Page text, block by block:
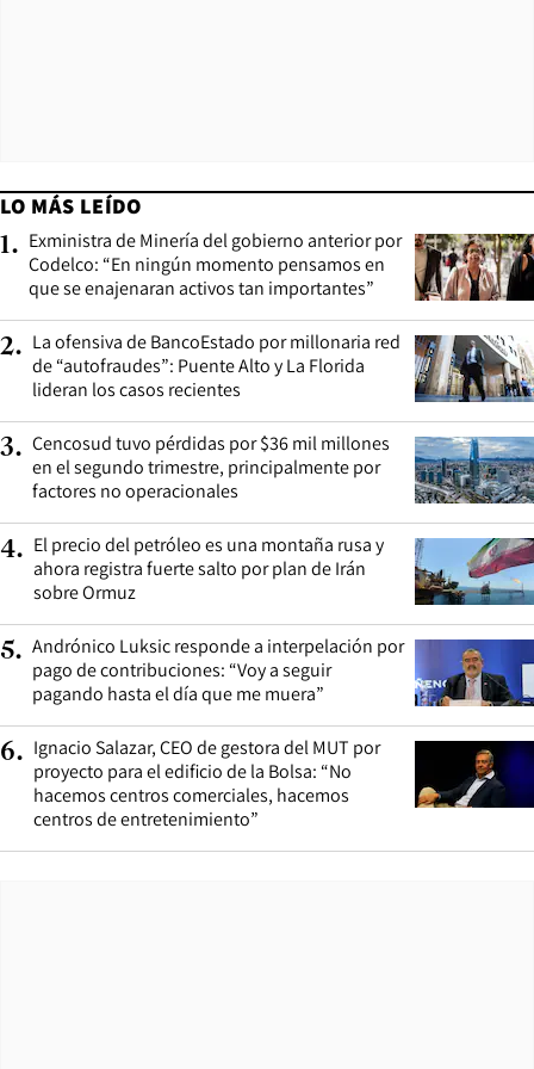
LO MÁS LEÍDO
1. Exministra de Minería del gobierno anterior por
Codelco: “En ningún momento pensamos en
que se enajenaran activos tan importantes”
2. La ofensiva de BancoEstado por millonaria red
de “autofraudes”: Puente Alto y La Florida
lideran los casos recientes
3. Cencosud tuvo pérdidas por $36 mil millones
en el segundo trimestre, principalmente por
factores no operacionales
4. El precio del petróleo es una montaña rusa y
ahora registra fuerte salto por plan de Irán
sobre Ormuz
5. Andrónico Luksic responde a interpelación por
pago de contribuciones: “Voy a seguir
pagando hasta el día que me muera”
6. Ignacio Salazar, CEO de gestora del MUT por
proyecto para el edificio de la Bolsa: “No
hacemos centros comerciales, hacemos
centros de entretenimiento”